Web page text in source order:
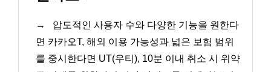
→
압도적인 사용자 수와 다양한 기능을 원한다
면 카카오T, 해외 이용 가능성과 넓은 보험 범위
를 중시한다면 UT(우티), 10분 이내 취소 시 위약